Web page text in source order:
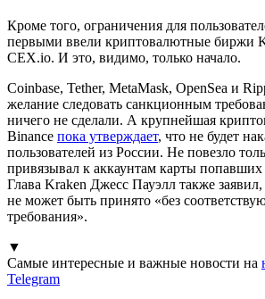
Кроме того, ограничения для
первыми ввели криптовалютные биржи
CEX.io. И это, видимо, только начало.
Coinbase, Tether, MetaMask, OpenSea и
желание следовать санкционным
ничего не сделали. А крупнейшая
Binance пока утверждает, что не будет
пользователей из России. Не повезло
привязывал к аккаунтам карты
Глава Kraken Джесс Пауэлл также
не может быть принято «без
требования».
▼
Самые интересные и важные новости на
Telegram